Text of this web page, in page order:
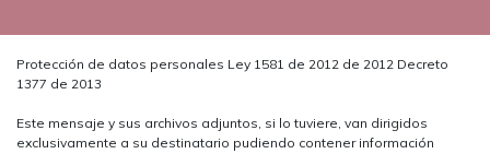
Protección de datos personales Ley 1581 de 2012 de 2012 Decreto
1377 de 2013
Este mensaje y sus archivos adjuntos, si lo tuviere, van dirigidos
exclusivamente a su destinatario pudiendo contener información